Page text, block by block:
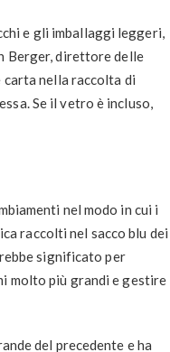
e gli imballaggi leggeri,
Berger, direttore delle
carta nella raccolta di
Se il vetro è incluso,
nel modo in cui i
raccolti nel sacco blu dei
significato per
molto più grandi e gestire
del precedente e ha